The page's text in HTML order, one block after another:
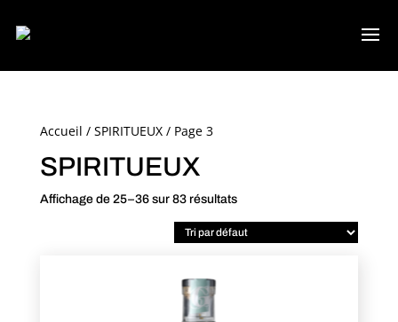
Accueil / SPIRITUEUX/ Page 3
SPIRITUEUX
Affichage de 25–36 sur 83 résultats